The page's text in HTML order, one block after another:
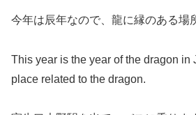
今年は辰年なので、龍に縁のある場
This year is the year of the dragon in
place related to the dragon.